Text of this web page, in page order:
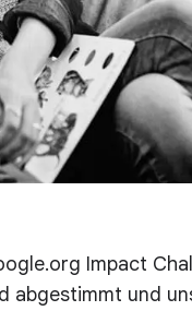
Impact
abgestimmt und